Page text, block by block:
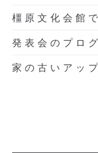
橿原文化会館
発表会のプロ
家の古いアッ